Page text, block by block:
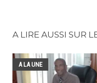
A LIRE AUSSI SUR
A LA UNE